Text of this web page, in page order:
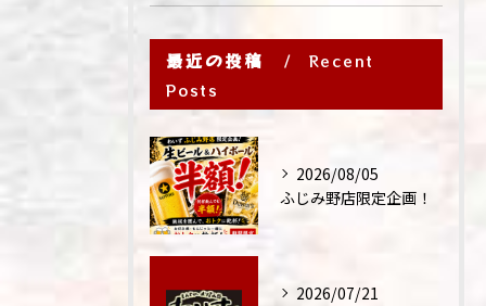
最近の投稿
Recent
Posts
2026/08/05
ふじみ野店限定企画！
2026/07/21